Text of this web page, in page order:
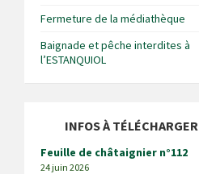
Fermeture de la médiathèque
Baignade et pêche interdites à
l’ESTANQUIOL
INFOS À TÉLÉCHARGER
Feuille de châtaignier n°112
24 juin 2026